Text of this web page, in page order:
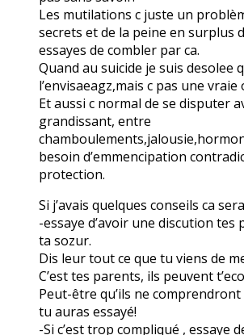
Les mutilations c juste un
secrets et de la peine en surplus
essayes de combler par ca.
Quand au suicide je suis desolee
l’envisaeagz,mais c pas une vraie
Et aussi c normal de se disputer
grandissant, entre
besoin d’emmencipation
protection.
Si j’avais quelques conseils ca
-essaye d’avoir une discution tes
ta sozur.
Dis leur tout ce que tu viens de
C’est tes parents, ils peuvent
Peut-être qu’ils ne
tu auras essayé!
-Si c’est trop compliqué , essaye